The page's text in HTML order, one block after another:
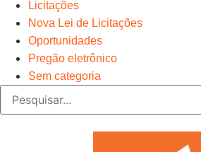
Licitações
Nova Lei de Licitações
Oportunidades
Pregão eletrônico
Sem categoria